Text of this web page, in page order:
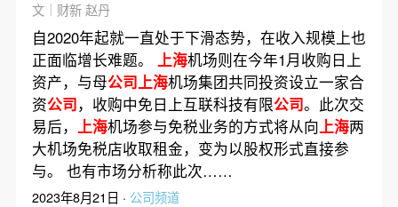
文｜财新 赵丹
自2020年起就一直处于下滑态势，在收入规模上也
正面临增长难题。
上海机场则在今年1月收购日上
资产，与母公司上海机场集团共同投资设立一家合
资公司，收购中免日上互联科技有限公司。此次交
易后，
上海机场参与免税业务的方式将从向 上海两
大机场免税店收取租金，变为以股权形式直接参
与。 也有市场分析称此次……
2023年8月21日 · 公司频道